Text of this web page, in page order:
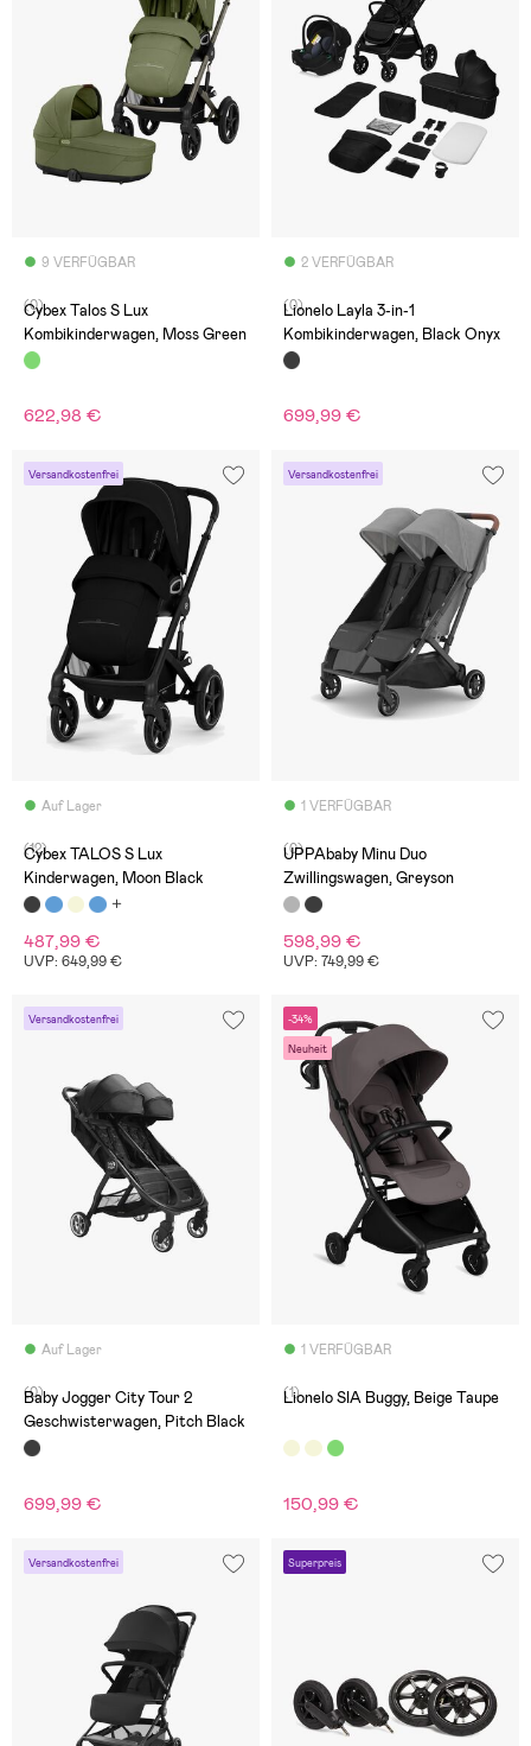
9 VERFÜGBAR
(0)
Cybex Talos S Lux
Kombikinderwagen, Moss Green
622,98 €
2 VERFÜGBAR
(0)
Lionelo Layla 3-in-1
Kombikinderwagen, Black Onyx
699,99 €
Versandkostenfrei
Auf Lager
(12)
Cybex TALOS S Lux
Kinderwagen, Moon Black
487,99 €
UVP: 649,99 €
Versandkostenfrei
1 VERFÜGBAR
(0)
UPPAbaby Minu Duo
Zwillingswagen, Greyson
598,99 €
UVP: 749,99 €
Versandkostenfrei
Auf Lager
(0)
Baby Jogger City Tour 2
Geschwisterwagen, Pitch Black
699,99 €
-34%
Neuheit
1 VERFÜGBAR
(1)
Lionelo SIA Buggy, Beige Taupe
150,99 €
Versandkostenfrei Superpreis